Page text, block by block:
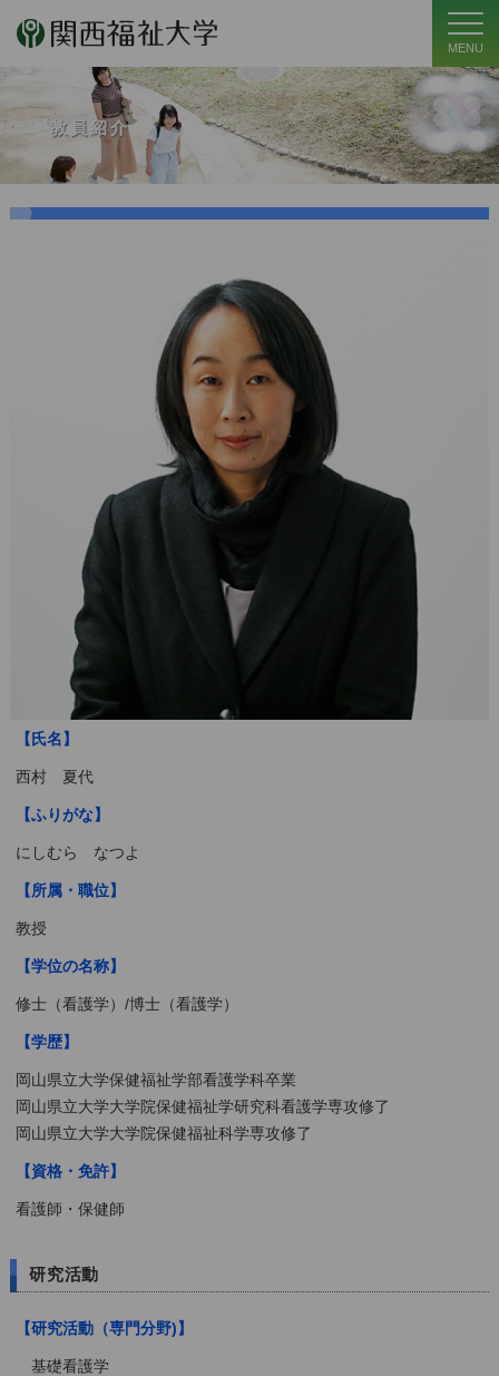
MENU
教員紹介
【氏名】
西村 夏代
【ふりがな】
にしむら なつよ
【所属・職位】
教授
【学位の名称】
修士（看護学）/博士（看護学）
【学歴】
岡山県立大学保健福祉学部看護学科卒業
岡山県立大学大学院保健福祉学研究科看護学専攻修了
岡山県立大学大学院保健福祉科学専攻修了
【資格・免許】
看護師・保健師
研究活動
【研究活動（専門分野)】
基礎看護学